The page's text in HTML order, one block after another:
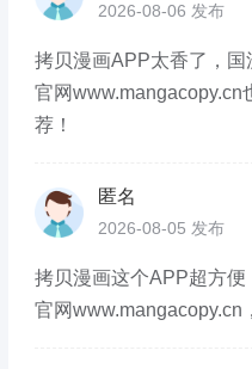
2026-08-06 发布
拷贝漫画APP太香了，国
官网www.mangacopy.cn
荐！
匿名
2026-08-05 发布
拷贝漫画这个APP超方便
官网www.mangacopy.cn